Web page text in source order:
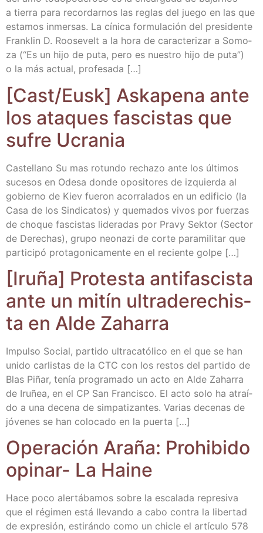
a tie­rra para recor­dar­nos las reglas del jue­go en las que
esta­mos inmer­sas. La cíni­ca for­mu­la­ción del pre­si­den­te
Fran­klin D. Roo­se­velt a la hora de carac­te­ri­zar a Somo­
za (“Es un hijo de puta, pero es nues­tro hijo de puta”)
o la más actual, profesada […]
[Cast/​Eusk] Aska­pe­na ante
los ata­ques fas­cis­tas que
sufre Ucrania
Cas­te­llano Su mas rotun­do recha­zo ante los últi­mos
suce­sos en Ode­sa don­de opo­si­to­res de izquier­da al
gobierno de Kiev fue­ron aco­rra­la­dos en un edi­fi­cio (la
Casa de los Sin­di­ca­tos) y que­ma­dos vivos por fuer­zas
de cho­que fas­cis­tas lide­ra­das por Pravy Sek­tor (Sec­tor
de Dere­chas), gru­po neo­na­zi de cor­te para­mi­li­tar que
par­ti­ci­pó pro­ta­go­ni­ca­men­te en el recien­te golpe […]
[Iru­ña] Pro­tes­ta anti­fas­cis­ta
ante un mitín ultra­de­re­chis­
ta en Alde Zaharra
Impul­so Social, par­ti­do ultra­ca­tó­li­co en el que se han
uni­do car­lis­tas de la CTC con los res­tos del par­ti­do de
Blas Piñar, tenía pro­gra­ma­do un acto en Alde Zaha­rra
de Iru­ñea, en el CP San Fran­cis­co. El acto solo ha atraí­
do a una dece­na de sim­pa­ti­zan­tes. Varias dece­nas de
jóve­nes se han colo­ca­do en la puerta […]
Ope­ra­ción Ara­ña: Prohi­bi­do
opi­nar- La Haine
Hace poco aler­tá­ba­mos sobre la esca­la­da repre­si­va
que el régi­men está lle­van­do a cabo con­tra la liber­tad
de expre­sión, esti­rán­do como un chi­cle el artícu­lo 578